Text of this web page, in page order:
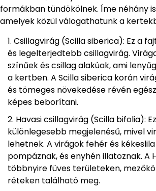
formákban tündökölnek. Íme néhány
amelyek közül válogathatunk a
Csillagvirág (Scilla siberica): Ez a
és legelterjedtebb csillagvirág.
színűek és csillag alakúak, ami
a kertben. A Scilla siberica korán
és tömeges növekedése révén
képes beborítani.
Havasi csillagvirág (Scilla bifolia):
különlegesebb megjelenésű, mivel
lehetnek. A virágok fehér és
pompáznak, és enyhén illatoznak. A
többnyire füves területeken,
réteken található meg.